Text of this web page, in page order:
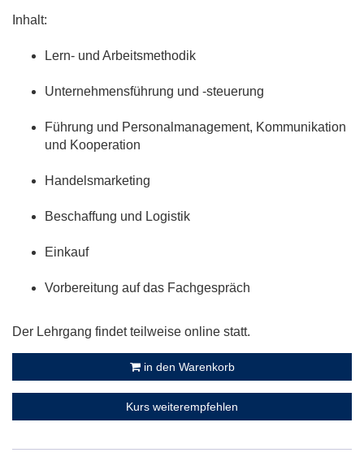
Inhalt:
Lern- und Arbeitsmethodik
Unternehmensführung und -steuerung
Führung und Personalmanagement, Kommunikation
und Kooperation
Handelsmarketing
Beschaffung und Logistik
Einkauf
Vorbereitung auf das Fachgespräch
Der Lehrgang findet teilweise online statt.
in den Warenkorb
Kurs weiterempfehlen